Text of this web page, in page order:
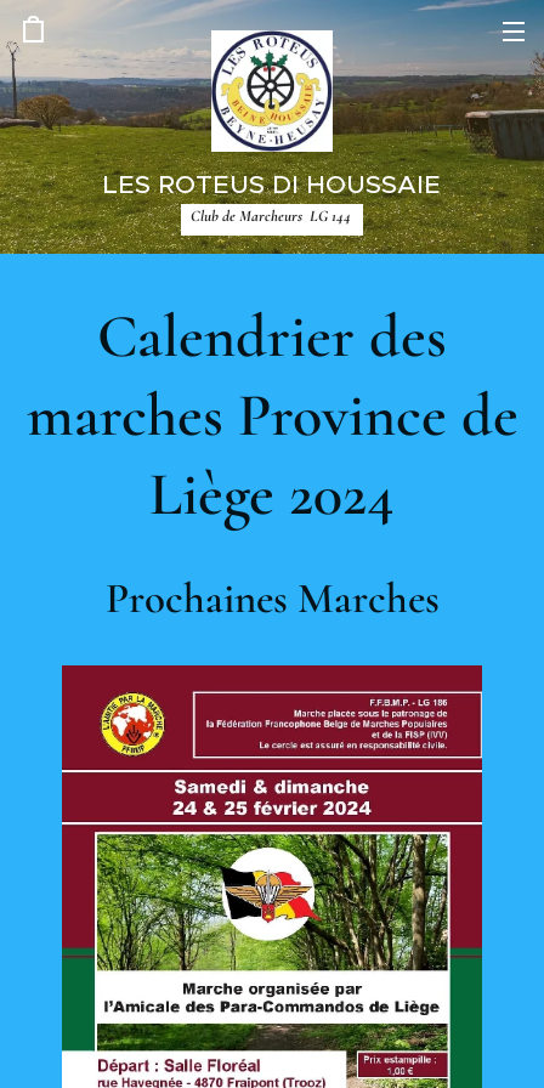
LES ROTEUS DI HOUSSAIE
Club de Marcheurs LG 144
Calendrier des
marches Province de
Liège 2024
Prochaines Marches